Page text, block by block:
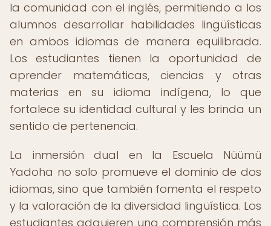
la comunidad con el inglés, permitiendo a los
alumnos desarrollar habilidades lingüísticas
en ambos idiomas de manera equilibrada.
Los estudiantes tienen la oportunidad de
aprender matemáticas, ciencias y otras
materias en su idioma indígena, lo que
fortalece su identidad cultural y les brinda un
sentido de pertenencia.
La inmersión dual en la Escuela Nüümü
Yadoha no solo promueve el dominio de dos
idiomas, sino que también fomenta el respeto
y la valoración de la diversidad lingüística. Los
estudiantes adquieren una comprensión más